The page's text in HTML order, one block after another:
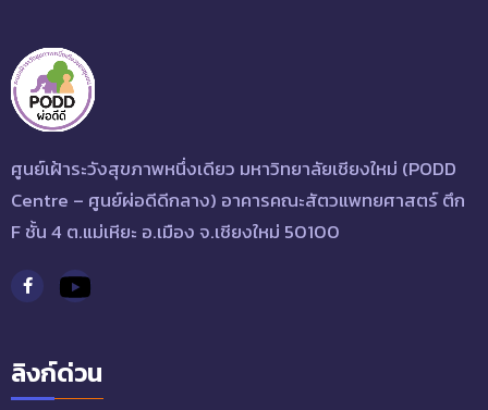
ศูนย์เฝ้าระวังสุขภาพหนึ่งเดียว มหาวิทยาลัยเชียงใหม่ (PODD
Centre – ศูนย์ผ่อดีดีกลาง) อาคารคณะสัตวแพทยศาสตร์ ตึก
F ชั้น 4 ต.แม่เหียะ อ.เมือง จ.เชียงใหม่ 50100
ลิงก์ด่วน